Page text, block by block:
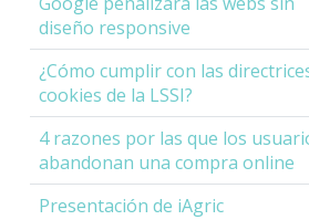
diseño responsive
¿Cómo cumplir con las
cookies de la LSSI?
4 razones por las que los
abandonan una compra online
Presentación de iAgric